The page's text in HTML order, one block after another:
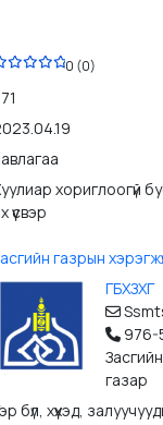
0 (0)
хориглоогүй
үүсвэр
газрын
ГБХЗХГ
976-
газар
бүл, хүүхэд,